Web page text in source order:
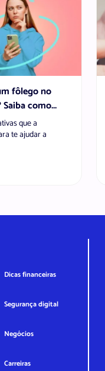
fôlego no
como...
que a
te ajudar a
Dicas financeiras
Segurança digital
Negócios
Carreiras